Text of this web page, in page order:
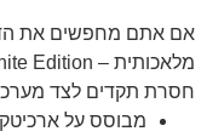
אם אתם מחפשים את הדור
חסרת תקדים לצד
מבוסס על